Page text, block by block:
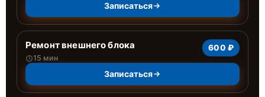
Записаться
Ремонт внешнего блока
15 мин
600 ₽
Записаться